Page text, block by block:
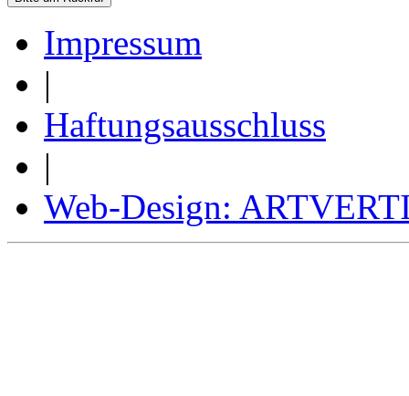
Impressum
|
Haftungsausschluss
|
Web-Design: